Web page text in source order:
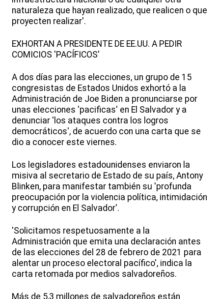
naturaleza que hayan realizado, que realicen o que
proyecten realizar'.
EXHORTAN A PRESIDENTE DE EE.UU. A PEDIR
COMICIOS 'PACÍFICOS'
A dos días para las elecciones, un grupo de 15
congresistas de Estados Unidos exhortó a la
Administración de Joe Biden a pronunciarse por
unas elecciones 'pacificas' en El Salvador y a
denunciar 'los ataques contra los logros
democráticos', de acuerdo con una carta que se
dio a conocer este viernes.
Los legisladores estadounidenses enviaron la
misiva al secretario de Estado de su país, Antony
Blinken, para manifestar también su 'profunda
preocupación por la violencia política, intimidación
y corrupción en El Salvador'.
'Solicitamos respetuosamente a la
Administración que emita una declaración antes
de las elecciones del 28 de febrero de 2021 para
alentar un proceso electoral pacífico', indica la
carta retomada por medios salvadoreños.
Más de 5,3 millones de salvadoreños están